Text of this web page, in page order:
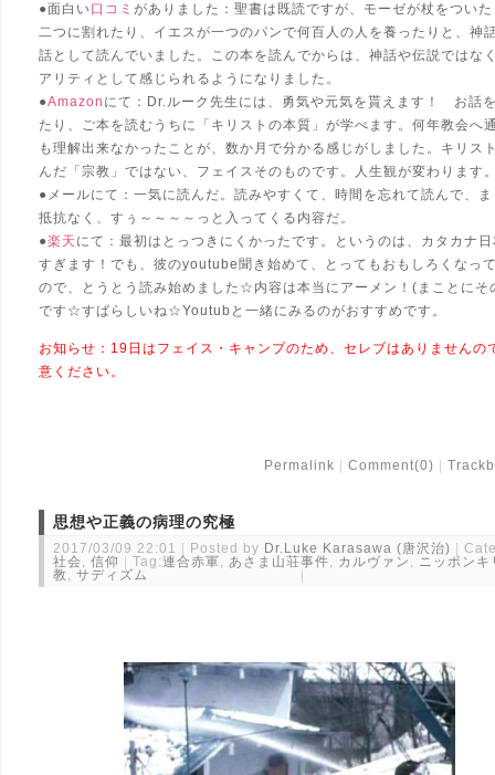
●面白い口コミ がありました：聖書は既読ですが、モーゼが杖をつい
二つに割れたり、イエスが一つのパンで何百人の人を養ったりと、神
話として読んでいました。この本を読んでからは、神話や伝説ではな
アリティとして感じられるようになりました。
●Amazon にて：Dr.ルーク先生には、勇気や元気を貰えます！ お話
たり、ご本を読むうちに「キリストの本質」が学べます。何年教会へ
も理解出来なかったことが、数か月で分かる感じがしました。キリス
んだ「宗教」ではない、フェイスそのものです。人生観が変わります
●メールにて：一気に読んだ。読みやすくて、時間を忘れて読んで、
抵抗なく、すぅ～～～～っと入ってくる内容だ。
●楽天 にて：最初はとっつきにくかったです。というのは、カタカナ
すぎます！でも、彼のyoutube聞き始めて、とってもおもしろくなっ
ので、とうとう読み始めました☆内容は本当にアーメン！(まことにそ
です☆すばらしいね☆Youtubと一緒にみるのがおすすめです。
お知らせ：19日はフェイス・キャンプのため、セレブはありませんの
意ください。
Permalink Comment(0)
思想や正義の病理の究極
2017/03/09 22:01 Posted by Dr.Luke Karasawa (唐沢治)
社会, 信仰 Tag:連合赤軍, あさま山荘事件, カルヴァン , ニッポンキ
教 , サディズム